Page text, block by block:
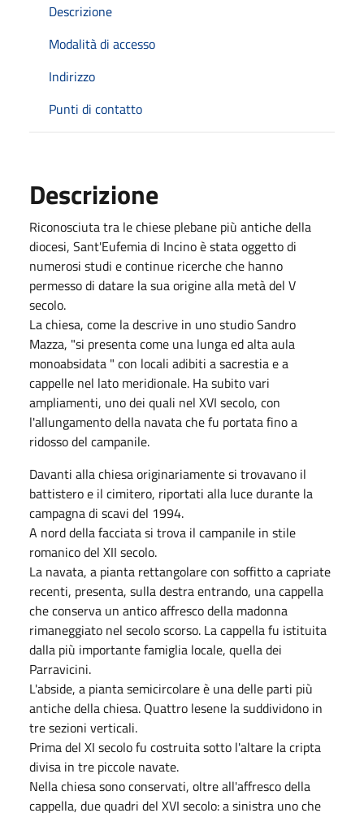
Descrizione
Modalità di accesso
Indirizzo
Punti di contatto
Descrizione
Riconosciuta tra le chiese plebane più antiche della
diocesi, Sant'Eufemia di Incino è stata oggetto di
numerosi studi e continue ricerche che hanno
permesso di datare la sua origine alla metà del V
secolo.
La chiesa, come la descrive in uno studio Sandro
Mazza, "si presenta come una lunga ed alta aula
monoabsidata " con locali adibiti a sacrestia e a
cappelle nel lato meridionale. Ha subito vari
ampliamenti, uno dei quali nel XVI secolo, con
l'allungamento della navata che fu portata fino a
ridosso del campanile.
Davanti alla chiesa originariamente si trovavano il
battistero e il cimitero, riportati alla luce durante la
campagna di scavi del 1994.
A nord della facciata si trova il campanile in stile
romanico del XII secolo.
La navata, a pianta rettangolare con soffitto a capriate
recenti, presenta, sulla destra entrando, una cappella
che conserva un antico affresco della madonna
rimaneggiato nel secolo scorso. La cappella fu istituita
dalla più importante famiglia locale, quella dei
Parravicini.
L'abside, a pianta semicircolare è una delle parti più
antiche della chiesa. Quattro lesene la suddividono in
tre sezioni verticali.
Prima del XI secolo fu costruita sotto l'altare la cripta
divisa in tre piccole navate.
Nella chiesa sono conservati, oltre all'affresco della
cappella, due quadri del XVI secolo: a sinistra uno che